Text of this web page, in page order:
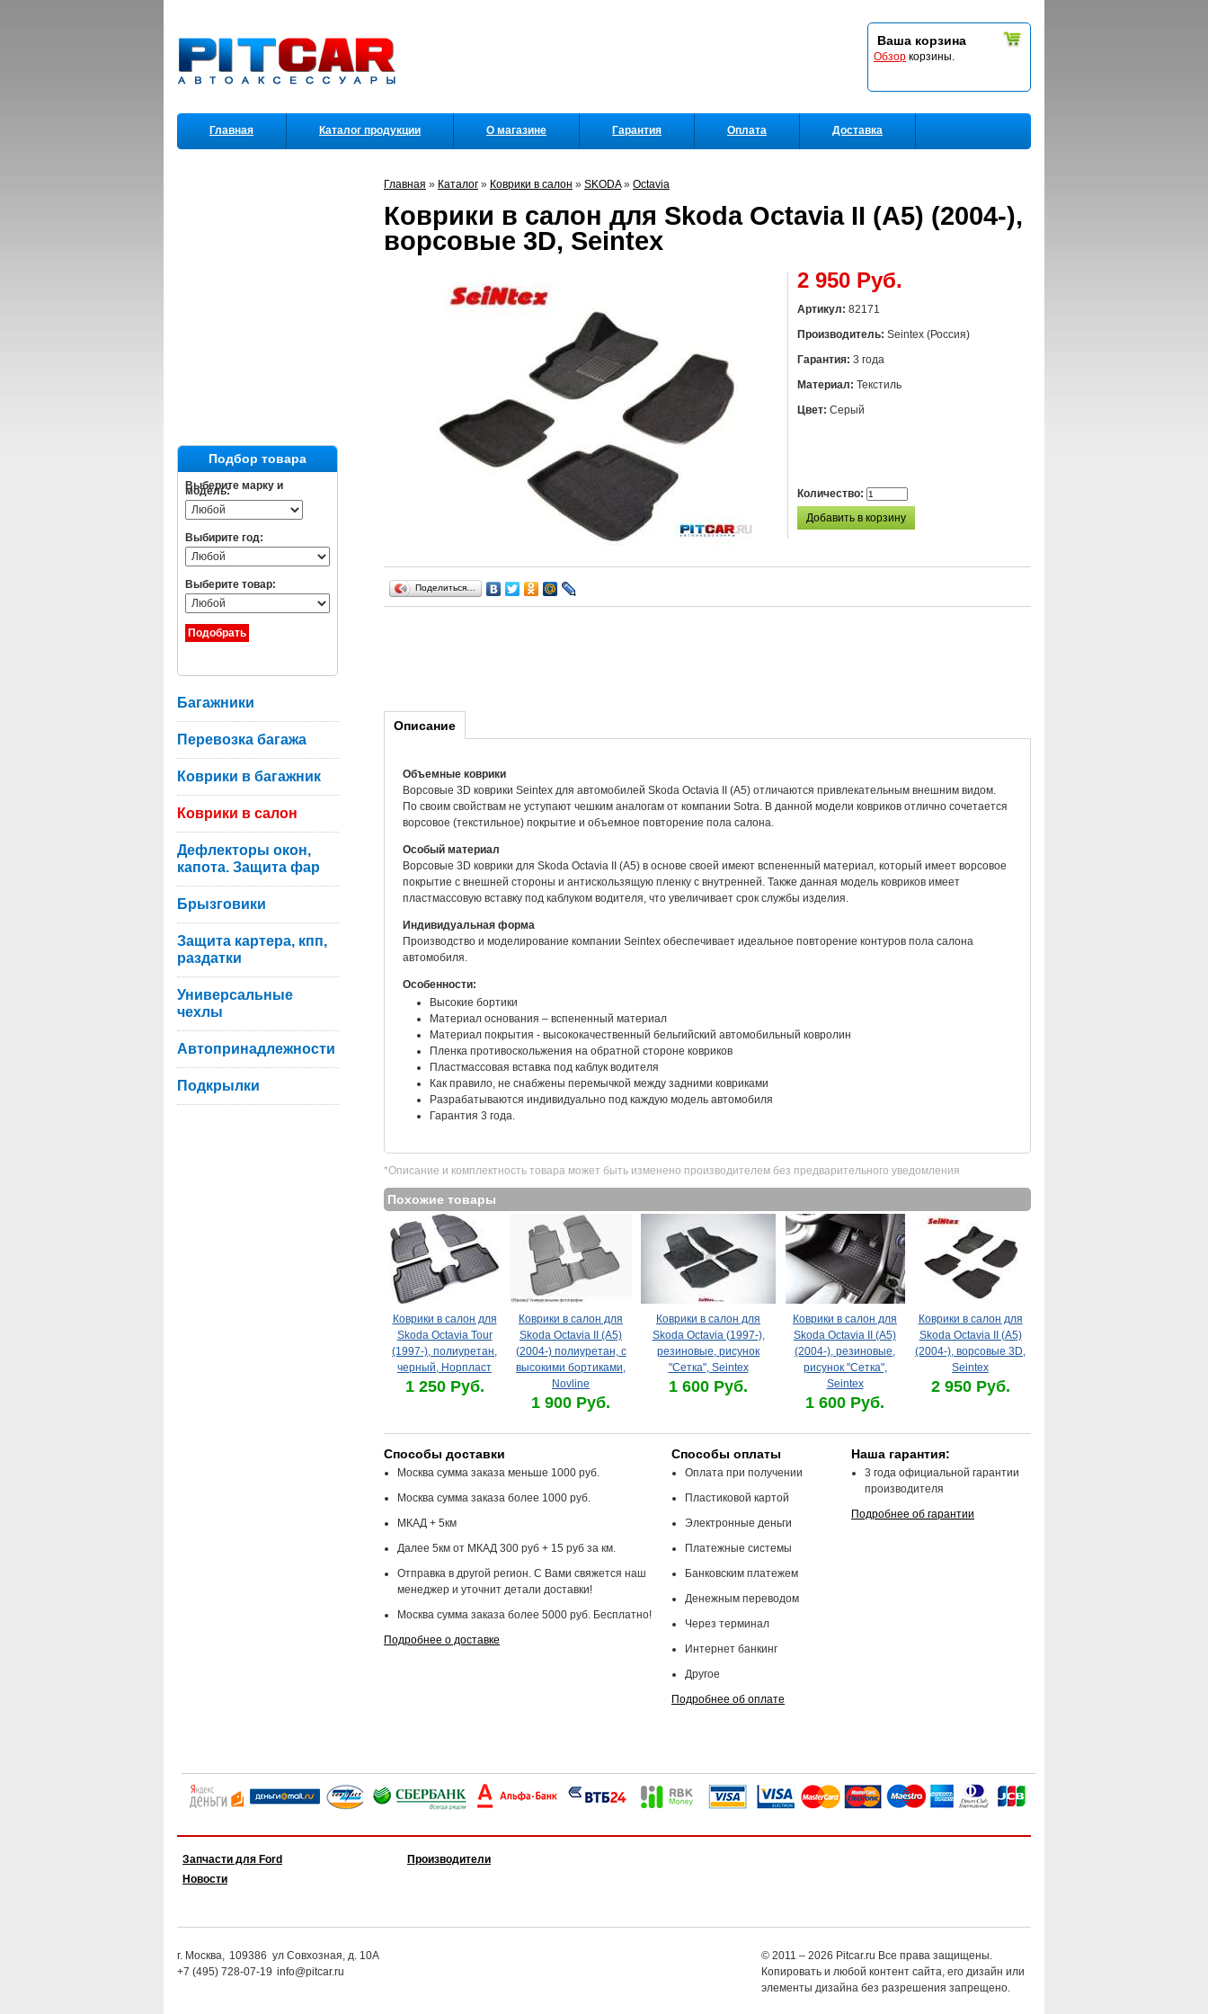
Ваша корзина
Обзор корзины.
Главная » Каталог » Коврики в салон » SKODA» Octavia
Коврики в салон для Skoda Octavia II (A5) (2004-),
ворсовые 3D, Seintex
2 950 Руб.
Артикул: 82171
Производитель: Seintex (Россия)
Гарантия: 3 года
Материал: Текстиль
Цвет: Серый
Количество:
Поделиться…
Описание
Объемные коврики
Ворсовые 3D коврики Seintex для автомобилей Skoda Octavia II (A5) отличаются привлекательным внешним видом.
По своим свойствам не уступают чешким аналогам от компании Sotra. В данной модели ковриков отлично сочетается
ворсовое (текстильное) покрытие и объемное повторение пола салона.
Особый материал
Ворсовые 3D коврики для Skoda Octavia II (A5) в основе своей имеют вспененный материал, который имеет ворсовое
покрытие с внешней стороны и антискользящую пленку с внутренней. Также данная модель ковриков имеет
пластмассовую вставку под каблуком водителя, что увеличивает срок службы изделия.
Индивидуальная форма
Производство и моделирование компании Seintex обеспечивает идеальное повторение контуров пола салона
автомобиля.
Особенности:
Высокие бортики
Материал основания – вспененный материал
Материал покрытия - высококачественный бельгийский автомобильный ковролин
Пленка противоскольжения на обратной стороне ковриков
Пластмассовая вставка под каблук водителя
Как правило, не снабжены перемычкой между задними ковриками
Разрабатываются индивидуально под каждую модель автомобиля
Гарантия 3 года.
*Описание и комплектность товара может быть изменено производителем без предварительного уведомления
Похожие товары
Коврики в салон для
Skoda Octavia Tour
(1997-), полиуретан,
черный, Норпласт
1 250 Руб.
Коврики в салон для
Skoda Octavia II (A5)
(2004-) полиуретан, с
высокими бортиками,
Novline
1 900 Руб.
Коврики в салон для
Skoda Octavia (1997-),
резиновые, рисунок
"Сетка", Seintex
1 600 Руб.
Коврики в салон для
Skoda Octavia II (A5)
(2004-), резиновые,
рисунок "Сетка",
Seintex
1 600 Руб.
Коврики в салон для
Skoda Octavia II (A5)
(2004-), ворсовые 3D,
Seintex
2 950 Руб.
Способы доставки
Москва сумма заказа меньше 1000 руб.
Москва сумма заказа более 1000 руб.
МКАД + 5км
Далее 5км от МКАД 300 руб + 15 руб за км.
Отправка в другой регион. С Вами свяжется наш
менеджер и уточнит детали доставки!
Москва сумма заказа более 5000 руб. Бесплатно!
Подробнее о доставке
Способы оплаты
Оплата при получении
Пластиковой картой
Электронные деньги
Платежные системы
Банковским платежем
Денежным переводом
Через терминал
Интернет банкинг
Другое
Подробнее об оплате
Наша гарантия:
3 года официальной гарантии
производителя
Подробнее об гарантии
Главная Каталог продукции О магазине Гарантия Оплата Доставка
Подбор товара
Выберите марку и
модель:
Выбирите год:
Выберите товар:
Багажники
Перевозка багажа
Коврики в багажник
Коврики в салон
Дефлекторы окон,
капота. Защита фар
Брызговики
Защита картера, кпп,
раздатки
Универсальные
чехлы
Автопринадлежности
Подкрылки
Запчасти для Ford
Новости
Производители
г. Москва, 109386 ул Совхозная, д. 10А
+7 (495) 728-07-19 info@pitcar.ru
© 2011 – 2026 Pitcar.ru Все права защищены.
Копировать и любой контент сайта, его дизайн или
элементы дизайна без разрешения запрещено.